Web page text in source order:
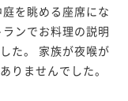
を眺める座席にな
ンでお料理の説明
た。 家族が夜喉が
りませんでした。